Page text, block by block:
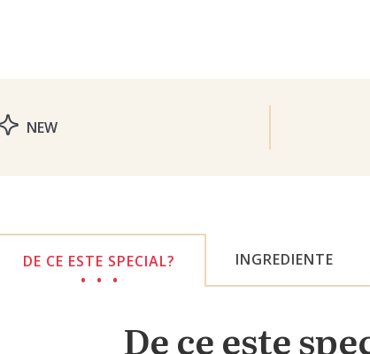
NEW
DE CE ESTE SPECIAL? INGREDIENTE
De ce este